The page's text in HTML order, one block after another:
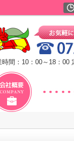
時間：10：00～18：00